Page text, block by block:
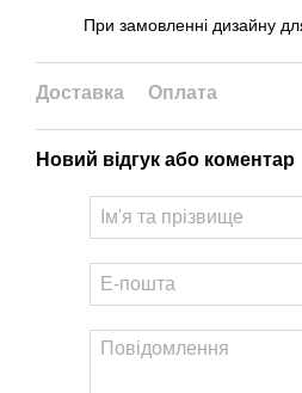
При замовленні дизайну
Доставка Оплата
Новий відгук або коментар